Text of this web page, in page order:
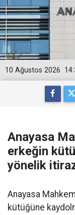
10 Ağustos 2026
Anayasa
erkeğin
yönelik
Anayasa
kütüğüne